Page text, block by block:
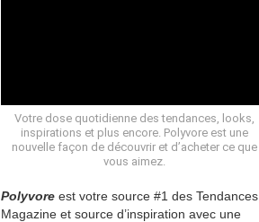
Votre dose quotidienne des tendances, looks,
inspirations et plus encore. Polyvore est une
nouvelle façon de découvrir et d’acheter ce que
vous aimez.
Polyvore est votre source #1 des Tendances,
Magazine et source d’inspiration avec une